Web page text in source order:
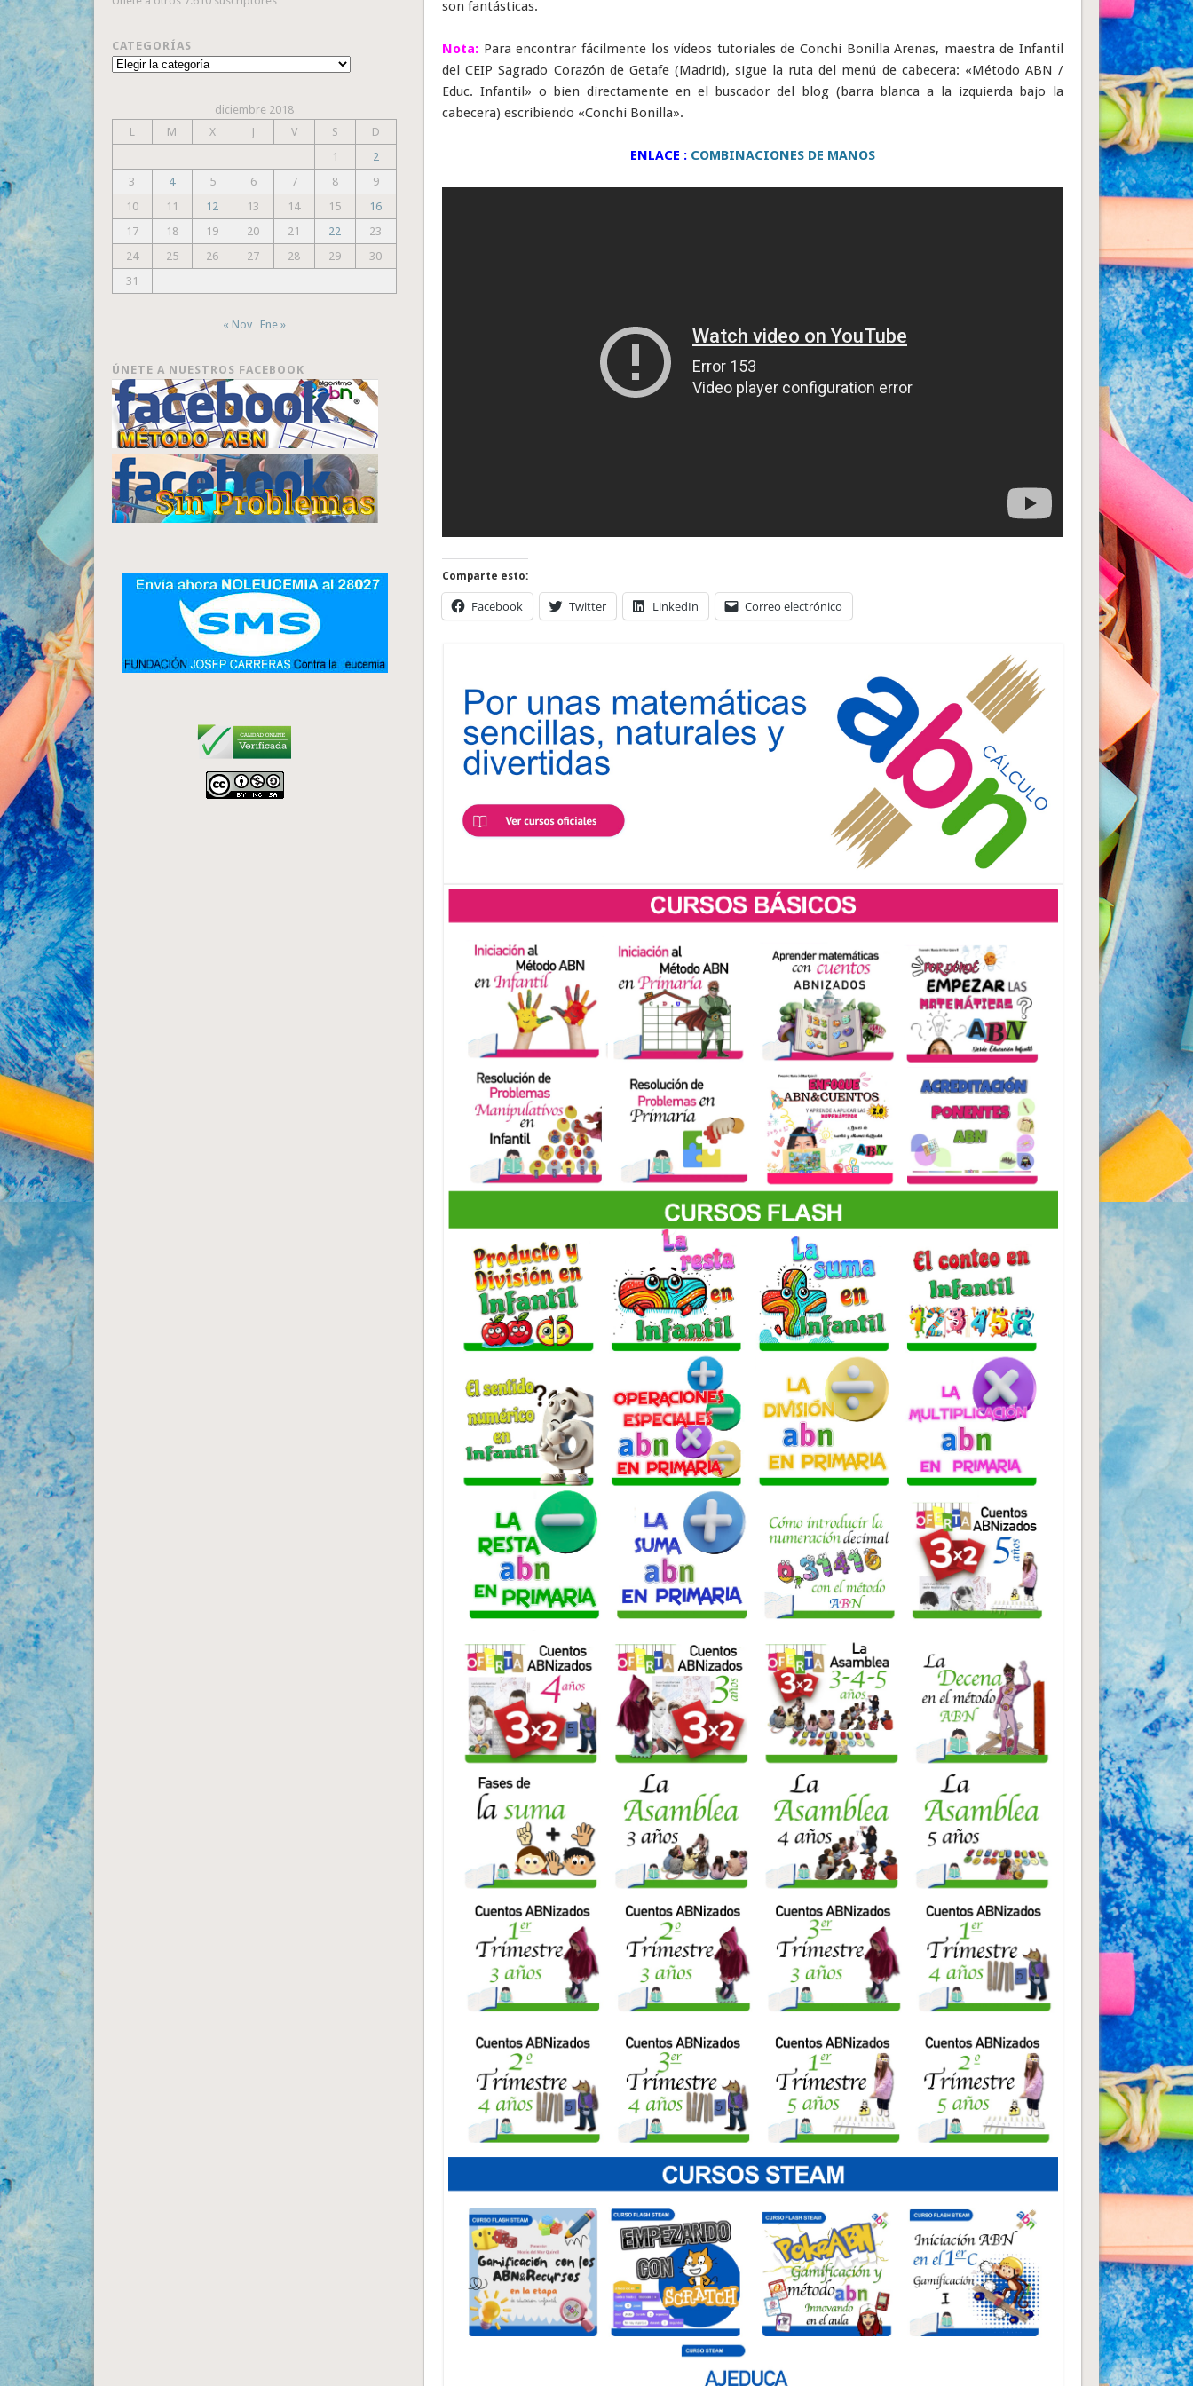
son fantásticas.
Nota: Para encontrar fácilmente los vídeos tutoriales de Conchi Bonilla Arenas, maestra de Infantil
del CEIP Sagrado Corazón de Getafe (Madrid), sigue la ruta del menú de cabecera: «Método ABN /
Educ. Infantil» o bien directamente en el buscador del blog (barra blanca a la izquierda bajo la
cabecera) escribiendo «Conchi Bonilla».
ENLACE : COMBINACIONES DE MANOS
Comparte esto:
Facebook Twitter LinkedIn Correo electrónico
CATEGORÍAS
Categorías
diciembre 2018
L
M X J V S
D
1
2
3
4 5 6 7 8
9
10
11 12 13 14 15
16
17
18 19 20 21 22
23
24
25 26 27 28 29
30
31
« Nov Ene »
ÚNETE A NUESTROS FACEBOOK